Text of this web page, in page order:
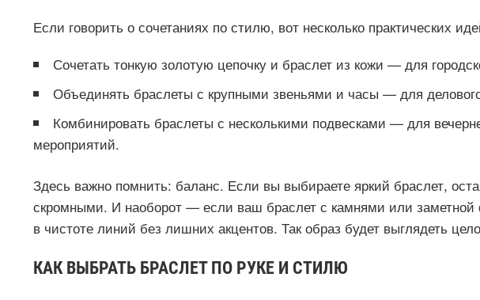
Если говорить о сочетаниях по стилю, вот несколько практических
Сочетать тонкую золотую цепочку и браслет из кожи — для
Объединять браслеты с крупными звеньями и часы — для
Комбинировать браслеты с несколькими подвесками — для
мероприятий.
Здесь важно помнить: баланс. Если вы выбираете яркий браслет,
скромными. И наоборот — если ваш браслет с камнями или заметной
в чистоте линий без лишних акцентов. Так образ будет выглядеть
КАК ВЫБРАТЬ БРАСЛЕТ ПО РУКЕ И СТИЛЮ